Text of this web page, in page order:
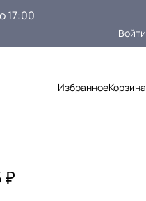
17:00
Войти
ИзбранноеКорзина
₽